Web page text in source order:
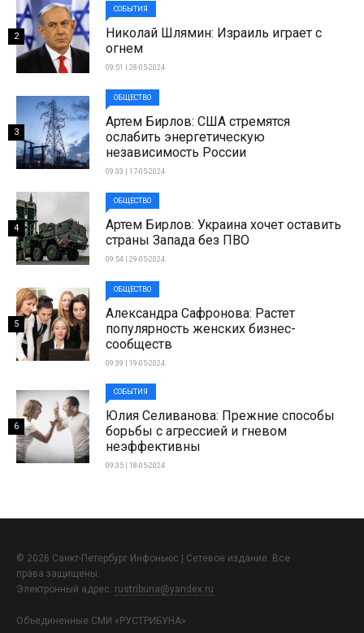
СОБЫТИЯ
Николай Шлямин: Израиль играет с
огнем
09:51 | 28-05-2024
2
ОБЩЕСТВО
Артем Бирлов: США стремятся
ослабить энергетическую
независимость России
09:33 | 17-05-2024
3
ОБЩЕСТВО
Артем Бирлов: Украина хочет оставить
страны Запада без ПВО
09:54 | 29-05-2024
4
ОБЩЕСТВО
Александра Сафронова: Растет
популярность женских бизнес-
сообществ
09:39 | 19-05-2024
5
СОБЫТИЯ
Юлия Селиванова: Прежние способы
борьбы с агрессией и гневом
неэффективны
09:35 | 18-05-2024
6
© 2026 Санкт-Петербург Инфоньюс | Сетевое издание. Все
права защищены.
Электронный адрес: rustribuna@yandex.ru
Объединенные СМИ «РУСТРИБУНА»